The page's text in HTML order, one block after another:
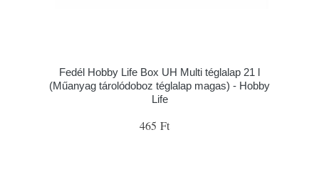
Fedél Hobby Life Box UH Multi téglalap 21 l
(Műanyag tárolódoboz téglalap magas) - Hobby
Life
465 Ft